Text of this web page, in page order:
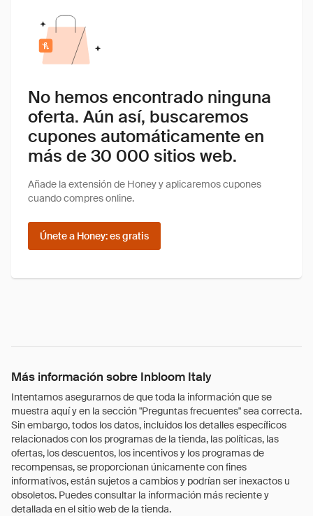
No hemos encontrado ninguna
oferta. Aún así, buscaremos
cupones automáticamente en
más de 30 000 sitios web.
Añade la extensión de Honey y aplicaremos cupones
cuando compres online.
Únete a Honey: es gratis
Más información sobre Inbloom Italy
Intentamos asegurarnos de que toda la información que se
muestra aquí y en la sección "Preguntas frecuentes" sea correcta.
Sin embargo, todos los datos, incluidos los detalles específicos
relacionados con los programas de la tienda, las políticas, las
ofertas, los descuentos, los incentivos y los programas de
recompensas, se proporcionan únicamente con fines
informativos, están sujetos a cambios y podrían ser inexactos u
obsoletos. Puedes consultar la información más reciente y
detallada en el sitio web de la tienda.